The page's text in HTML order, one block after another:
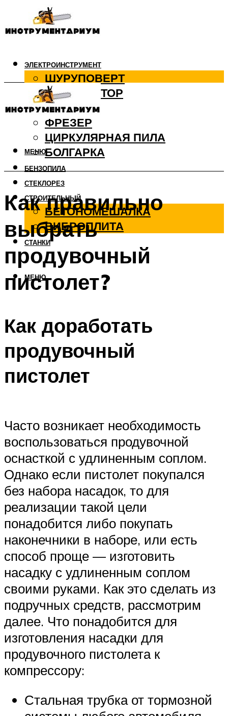
ЭЛЕКТРОИНСТРУМЕНТ
ШУРУПОВЕРТ
ПЕРФОРАТОР
ДРЕЛЬ
ФРЕЗЕР
ЦИРКУЛЯРНАЯ ПИЛА
БОЛГАРКА
БЕНЗОПИЛА
СТЕКЛОРЕЗ
СТРОИТЕЛЬНЫЙ
БЕТОНОМЕШАЛКА
ВИБРОПЛИТА
СТАНКИ
МЕНЮ
МЕНЮ
Как правильно
выбрать
продувочный
пистолет?
Как доработать
продувочный
пистолет
Часто возникает необходимость
воспользоваться продувочной
оснасткой с удлиненным соплом.
Однако если пистолет покупался
без набора насадок, то для
реализации такой цели
понадобится либо покупать
наконечники в наборе, или есть
способ проще — изготовить
насадку с удлиненным соплом
своими руками. Как это сделать из
подручных средств, рассмотрим
далее. Что понадобится для
изготовления насадки для
продувочного пистолета к
компрессору:
Стальная трубка от тормозной